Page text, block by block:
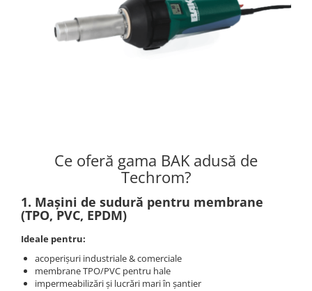
Ce oferă gama BAK adusă de
Techrom?
1. Mașini de sudură pentru membrane
(TPO, PVC, EPDM)
Ideale pentru:
acoperișuri industriale & comerciale
membrane TPO/PVC pentru hale
impermeabilizări și lucrări mari în șantier